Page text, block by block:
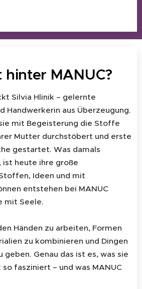
MANUC?
Silvia Hlinik – gelernte
Handwerkerin aus Überzeugung.
mit Begeisterung die Stoffe
Mutter durchstöbert und erste
gestartet. Was damals
ist heute ihre große
Ideen und mit
entstehen bei MANUC
mit Seele.
Händen zu arbeiten, Formen
zu kombinieren und Dingen
geben. Genau das ist es, was sie
fasziniert – und was MANUC